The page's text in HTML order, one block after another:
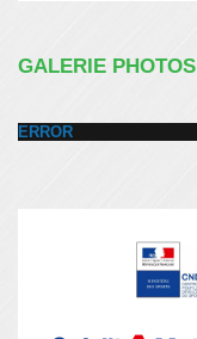
GALERIE PHOTOS
ERROR